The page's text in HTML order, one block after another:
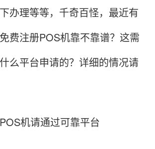
办理等等，千奇百怪，最近有
费注册POS机靠不靠谱？这需
么平台申请的？详细的情况请
机请通过可靠平台